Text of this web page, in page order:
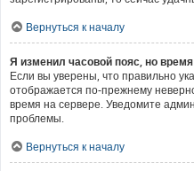
Вернуться к началу
Я изменил часовой пояс, но
Если вы уверены, что правильно
отображается по-прежнему
время на сервере. Уведомите
проблемы.
Вернуться к началу